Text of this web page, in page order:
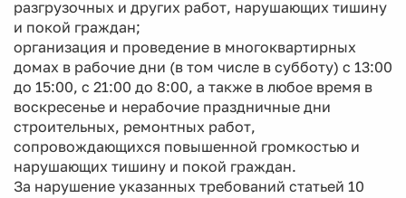
разгрузочных и других работ, нарушающих тишину
и покой граждан;
организация и проведение в многоквартирных
домах в рабочие дни (в том числе в субботу) с 13:00
до 15:00, с 21:00 до 8:00, а также в любое время в
воскресенье и нерабочие праздничные дни
строительных, ремонтных работ,
сопровождающихся повышенной громкостью и
нарушающих тишину и покой граждан.
За нарушение указанных требований статьей 10